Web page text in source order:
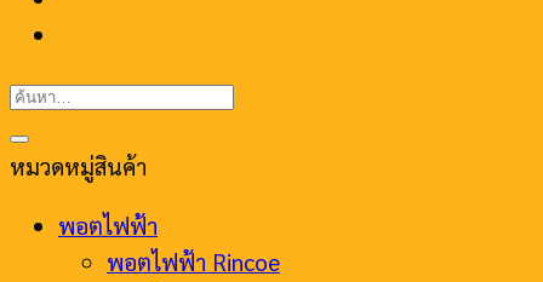
ค้นหา:
หมวดหมู่สินค้า
พอตไฟฟ้า
พอตไฟฟ้า Rincoe